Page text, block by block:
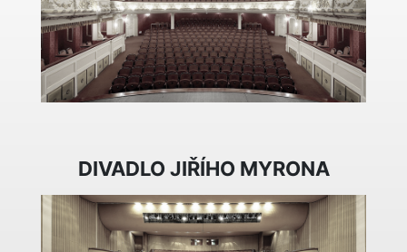
DIVADLO JIŘÍHO MYRONA